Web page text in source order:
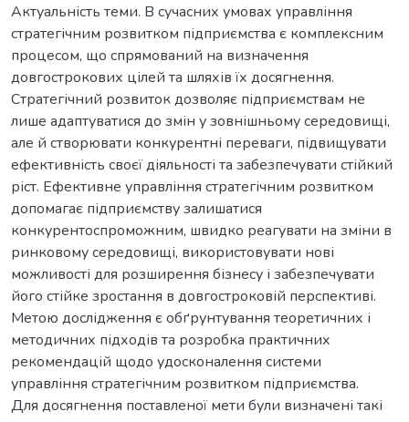
Актуальність теми. В сучасних умовах управління
стратегічним розвитком підприємства є комплексним
процесом, що спрямований на визначення
довгострокових цілей та шляхів їх досягнення.
Стратегічний розвиток дозволяє підприємствам не
лише адаптуватися до змін у зовнішньому середовищі,
але й створювати конкурентні переваги, підвищувати
ефективність своєї діяльності та забезпечувати стійкий
ріст. Ефективне управління стратегічним розвитком
допомагає підприємству залишатися
конкурентоспроможним, швидко реагувати на зміни в
ринковому середовищі, використовувати нові
можливості для розширення бізнесу і забезпечувати
його стійке зростання в довгостроковій перспективі.
Метою дослідження є обґрунтування теоретичних і
методичних підходів та розробка практичних
рекомендацій щодо удосконалення системи
управління стратегічним розвитком підприємства.
Для досягнення поставленої мети були визначені такі